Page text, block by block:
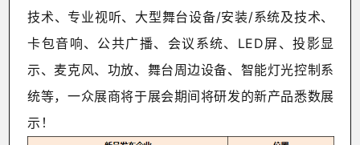
技术、专业视听、大型舞台设备/安装/系统及技术、
卡包音响、公共广播、会议系统、 LED屏、投影显
示、麦克风、功放、舞台周边设备、 智能灯光控制系
统等，一众展商将于展会期间将研发的新产品悉数展
示 ！